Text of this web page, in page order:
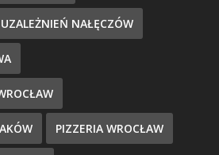
NAŁĘCZÓW
PIZZERIA WROCŁAW